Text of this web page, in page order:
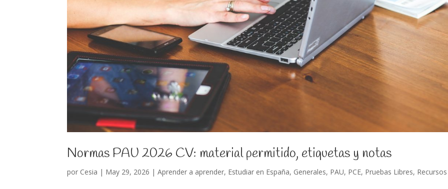
Normas PAU 2026 CV: material permitido, etiquetas y notas
por Cesia | May 29, 2026 |Aprender a aprender, Estudiar en España, Generales, PAU, PCE, Pruebas Libres, Recursos